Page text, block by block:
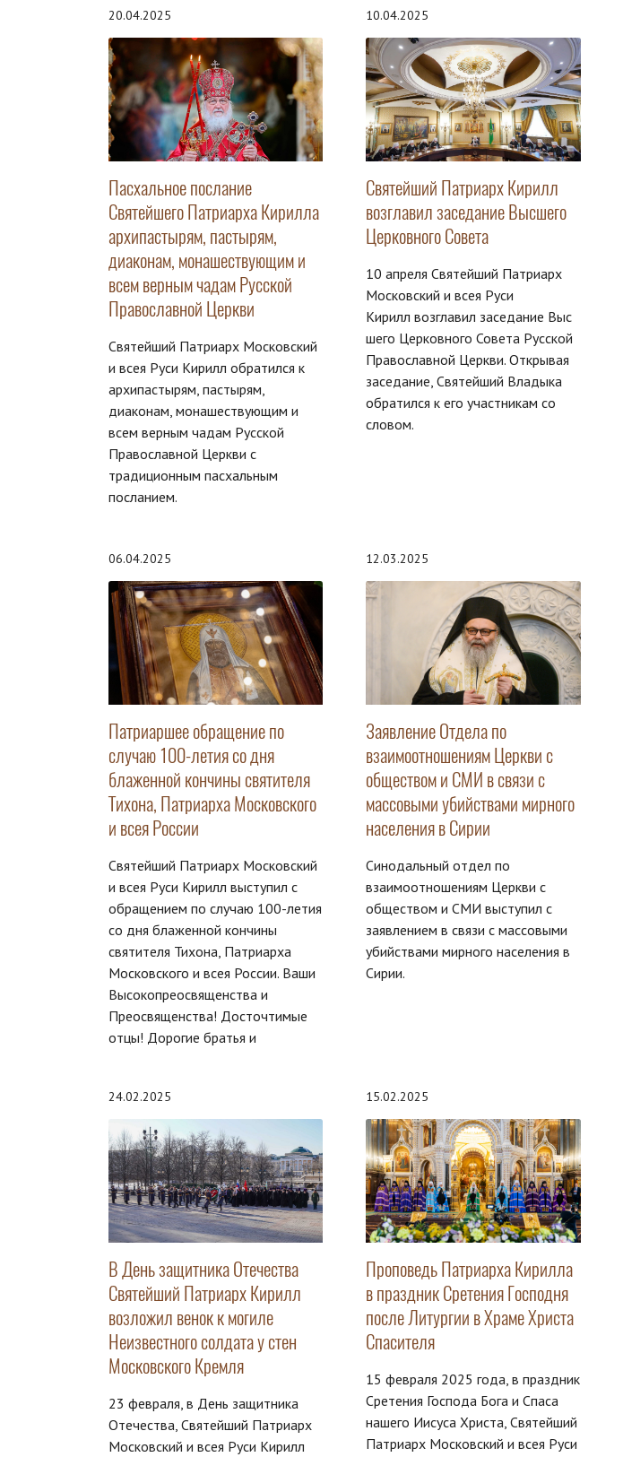
20.04.2025
Пасхальное послание
Святейшего Патриарха Кирилла
архипастырям, пастырям,
диаконам, монашествующим и
всем верным чадам Русской
Православной Церкви
Святейший Патриарх Московский
и всея Руси Кирилл обратился к
архипастырям, пастырям,
диаконам, монашествующим и
всем верным чадам Русской
Православной Церкви с
традиционным пасхальным
посланием.
10.04.2025
Святейший Патриарх Кирилл
возглавил заседание Высшего
Церковного Совета
10 апреля Святейший Патриарх
Московский и всея Руси
Кирилл возглавил заседание Выс
шего Церковного Совета Русской
Православной Церкви. Открывая
заседание, Святейший Владыка
обратился к его участникам со
словом.
06.04.2025
Патриаршее обращение по
случаю 100-летия со дня
блаженной кончины святителя
Тихона, Патриарха Московского
и всея России
Святейший Патриарх Московский
и всея Руси Кирилл выступил с
обращением по случаю 100-летия
со дня блаженной кончины
святителя Тихона, Патриарха
Московского и всея России. Ваши
Высокопреосвященства и
Преосвященства! Досточтимые
отцы! Дорогие братья и
12.03.2025
Заявление Отдела по
взаимоотношениям Церкви с
обществом и СМИ в связи с
массовыми убийствами мирного
населения в Сирии
Синодальный отдел по
взаимоотношениям Церкви с
обществом и СМИ выступил с
заявлением в связи с массовыми
убийствами мирного населения в
Сирии.
24.02.2025
В День защитника Отечества
Святейший Патриарх Кирилл
возложил венок к могиле
Неизвестного солдата у стен
Московского Кремля
23 февраля, в День защитника
Отечества, Святейший Патриарх
Московский и всея Руси Кирилл
15.02.2025
Проповедь Патриарха Кирилла
в праздник Сретения Господня
после Литургии в Храме Христа
Спасителя
15 февраля 2025 года, в праздник
Сретения Господа Бога и Спаса
нашего Иисуса Христа, Святейший
Патриарх Московский и всея Руси